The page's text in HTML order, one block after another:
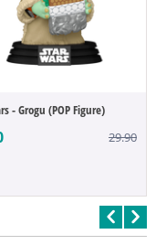
- Grogu (POP Figure)
29.90